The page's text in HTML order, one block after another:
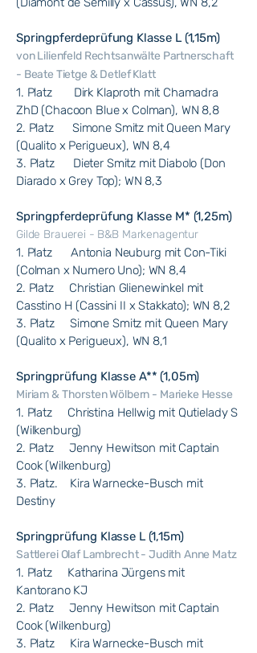
Springpferdeprüfung Klasse L (1,15m)
von Lilienfeld Rechtsanwälte Partnerschaft
- Beate Tietge & Detlef Klatt
1. Platz Dirk Klaproth mit Chamadra
ZhD (Chacoon Blue x Colman), WN 8,8
2. Platz Simone Smitz mit Queen Mary
(Qualito x Perigueux), WN 8,4
3. Platz Dieter Smitz mit Diabolo (Don
Diarado x Grey Top); WN 8,3
Springpferdeprüfung Klasse M* (1,25m)
Gilde Brauerei - B&B Markenagentur
1. Platz Antonia Neuburg mit Con-Tiki
(Colman x Numero Uno); WN 8,4
2. Platz Christian Glienewinkel mit
Casstino H (Cassini II x Stakkato); WN 8,2
3. Platz Simone Smitz mit Queen Mary
(Qualito x Perigueux), WN 8,1
Springprüfung Klasse A** (1,05m)
Miriam & Thorsten Wölbern - Marieke Hesse
1. Platz Christina Hellwig mit Qutielady S
(Wilkenburg)
2. Platz Jenny Hewitson mit Captain
Cook (Wilkenburg)
3. Platz. Kira Warnecke-Busch mit
Destiny
Springprüfung Klasse L (1,15m)
Sattlerei Olaf Lambrecht - Judith Anne Matz
1. Platz Katharina Jürgens mit
Kantorano KJ
2. Platz Jenny Hewitson mit Captain
Cook (Wilkenburg)
3. Platz Kira Warnecke-Busch mit